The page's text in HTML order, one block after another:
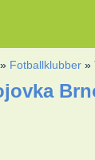
» Fotballklubber »